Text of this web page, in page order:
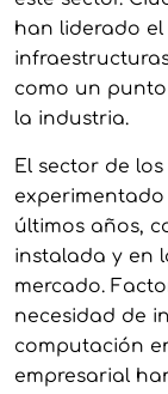
han liderado
como un
la industria.
El sector de los
últimos años,
instalada y en
mercado.
necesidad de
computación
empresarial